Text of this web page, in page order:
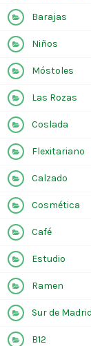
Barajas
Niños
Móstoles
Las Rozas
Coslada
Flexitariano
Calzado
Cosmética
Café
Estudio
Ramen
Sur de Madrid
B12